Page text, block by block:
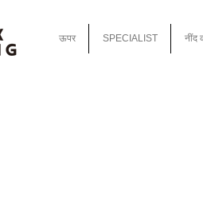
ऊपर SPECIALIST नींद